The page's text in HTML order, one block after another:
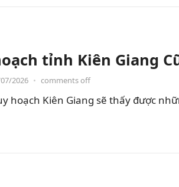
tỉnh Kiên Giang
2026 • comments off
hoạch Kiên Giang sẽ thấy được